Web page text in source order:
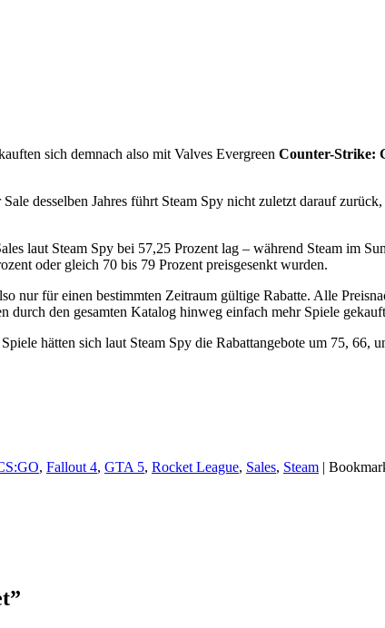
sich demnach also mit Valves Evergreen Counter-Strike:
desselben Jahres führt Steam Spy nicht zuletzt darauf
laut Steam Spy bei 57,25 Prozent lag – während Steam im
oder gleich 70 bis 79 Prozent preisgesenkt wurden.
nur für einen bestimmten Zeitraum gültige Rabatte. Alle
durch den gesamten Katalog hinweg einfach mehr Spiele
hätten sich laut Steam Spy die Rabattangebote um 75, 66,
, Fallout 4, GTA 5, Rocket League, Sales, Steam |
”